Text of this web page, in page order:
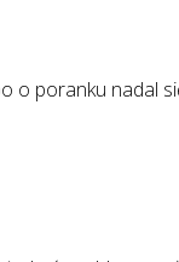
o poranku nadal